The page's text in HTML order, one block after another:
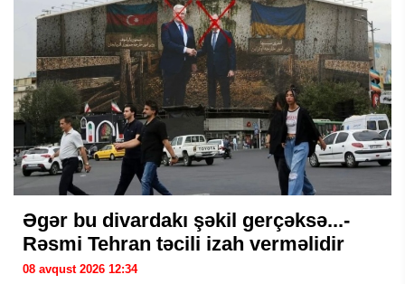
Əgər bu divardakı şəkil gerçəksə...-
Rəsmi Tehran təcili izah verməlidir
08 avqust 2026 12:34